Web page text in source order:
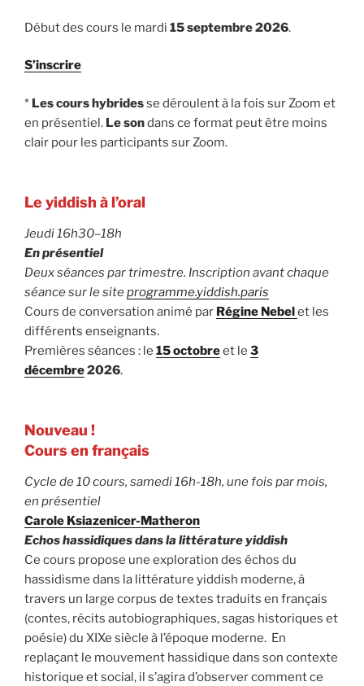
Début des cours le mardi 15 septembre 2026.
S’inscrire
* Les cours hybridesse déroulent à la fois sur Zoom et
en présentiel. Le sondans ce format peut être moins
clair pour les participants sur Zoom.
Le yiddish à l’oral
Jeudi 16h30–18h
En présentiel
Deux séances par trimestre. Inscription avant chaque
séance sur le siteprogramme.yiddish.paris
Cours de conversation animé par Régine Nebelet les
différents enseignants.
Premières séances : le 15 octobreet le 3
décembre2026.
Nouveau !
Cours en français
Cycle de 10 cours, samedi 16h-18h, une fois par mois,
en présentiel
Carole Ksiazenicer-Matheron
Echos hassidiques dans la littérature yiddish
Ce cours propose une exploration des échos du
hassidisme dans la littérature yiddish moderne, à
travers un large corpus de textes traduits en français
(contes, récits autobiographiques, sagas historiques et
poésie) du XIXe siècle à l’époque moderne. En
replaçant le mouvement hassidique dans son contexte
historique et social, il s’agira d’observer comment ce